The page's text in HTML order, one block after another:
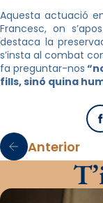
Aquesta actuació
Francesc, on
destaca la
s’insta al combat
fa preguntar-nos
fills, sinó quina
Anterior